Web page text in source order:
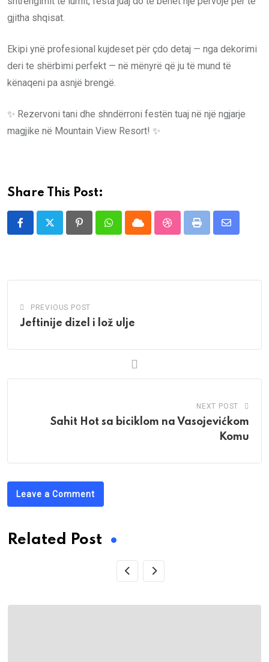
gjitha shqisat.
Ekipi ynë profesional kujdeset për çdo detaj — nga dekorimi
deri te shërbimi perfekt — në mënyrë që ju të mund të
kënaqeni pa asnjë brengë.
✨ Rezervoni tani dhe shndërroni festën tuaj në një ngjarje
magjike në Mountain View Resort! ✨
Share This Post:
PinterestWhatsappCloud StumbleUpon
Print
Share
PREVIOUS POST
Jeftinije dizel i lož ulje
NEXT POST
Sahit Hot sa biciklom na Vasojevićkom
Komu
Leave a Comment
Related Post